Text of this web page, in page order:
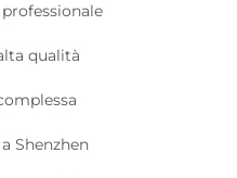
qualità
Shenzhen